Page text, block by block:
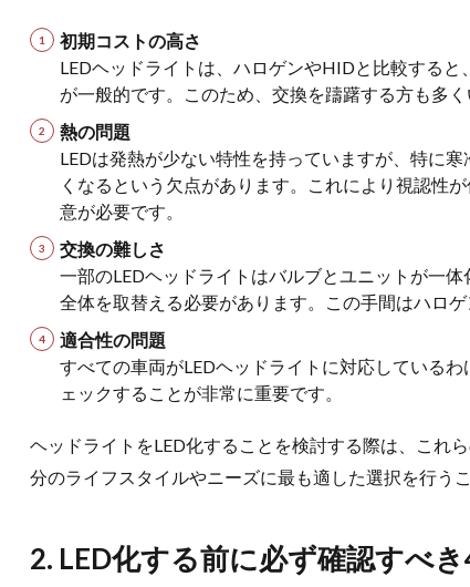
るこ
とを
確認
2.2
車検
対応
品を
選ぶ
2.3
光軸
調整
を必
う
2.4
違法
いよ
初期コストの高さ
LEDヘッドライトは、ハロゲンやHIDと比較する
が一般的です。このため、交換を躊躇する方も多く
熱の問題
LEDは発熱が少ない特性を持っていますが、特に
くなるという欠点があります。これにより視認性
意が必要です。
交換の難しさ
一部のLEDヘッドライトはバルブとユニットが一
全体を取替える必要があります。この手間はハロ
適合性の問題
すべての車両がLEDヘッドライトに対応している
ェックすることが非常に重要です。
ヘッドライトをLED化することを検討する際は、これ
分のライフスタイルやニーズに最も適した選択を行う
2. LED化する前に必ず確認すべ